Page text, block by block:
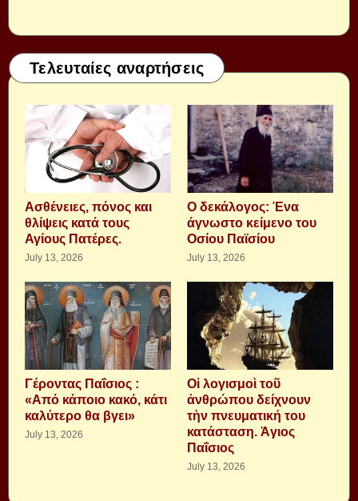
Τελευταίες αναρτήσεις
Aσθένειες, πόνος και
θλίψεις κατά τους
Αγίους Πατέρες.
July 13, 2026
Ο δεκάλογος: Ένα
άγνωστο κείμενο του
Οσίου Παϊσίου
July 13, 2026
Γέροντας Παΐσιος :
«Από κάποιο κακό, κάτι
καλύτερο θα βγει»
July 13, 2026
Οἱ λογισμοὶ τοῦ
ἀνθρώπου δείχνουν
τὴν πνευματική του
κατάσταση. Ἁγιος
Παΐσιος
July 13, 2026